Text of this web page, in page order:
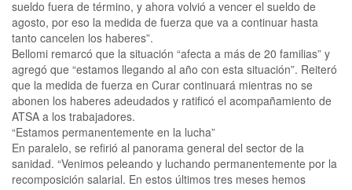
sueldo fuera de término, y ahora volvió a vencer el sueldo de
agosto, por eso la medida de fuerza que va a continuar hasta
tanto cancelen los haberes”.
Bellomi remarcó que la situación “afecta a más de 20 familias” y
agregó que “estamos llegando al año con esta situación”. Reiteró
que la medida de fuerza en Curar continuará mientras no se
abonen los haberes adeudados y ratificó el acompañamiento de
ATSA a los trabajadores.
“Estamos permanentemente en la lucha”
En paralelo, se refirió al panorama general del sector de la
sanidad. “Venimos peleando y luchando permanentemente por la
recomposición salarial. En estos últimos tres meses hemos